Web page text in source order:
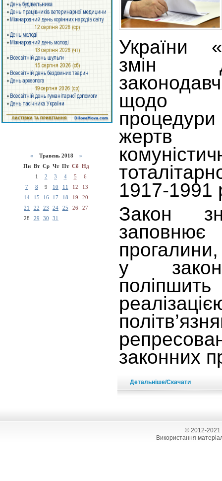
« Травень 2018 »
Пн Вт Ср Чт Пт Сб Нд
1
2 3 4 5
6
7
8 9 10 11 12
13
14
15 16 17 18 19
20
21
22 23 24 25 26
27
28
29 30 31
України
змін
щодо
жертв
1917-1991
Закон
у
законних
Детальніше/Скачати
© 2012-2021
Використання